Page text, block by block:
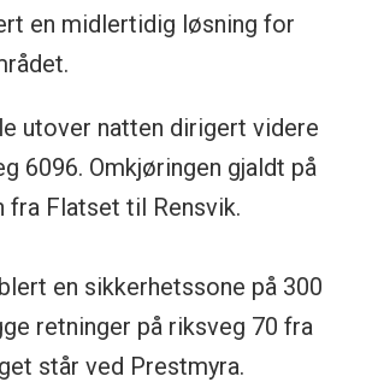
en midlertidig løsning for
utover natten dirigert videre
6096. Omkjøringen gjaldt på
fra Flatset til Rensvik.
en sikkerhetssone på 300
retninger på riksveg 70 fra
står ved Prestmyra.